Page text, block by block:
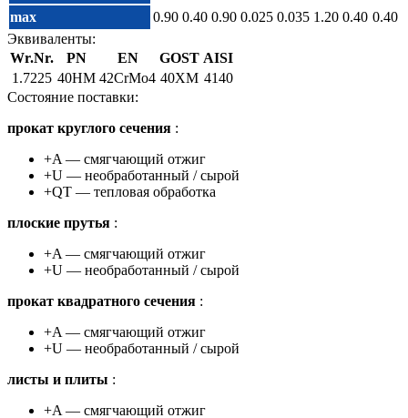
max
0.90 0.40 0.90 0.025 0.035 1.20 0.40 0.40
Эквиваленты:
Wr.Nr.
PN EN GOST AISI
1.7225 40HM 42CrMo4 40XM 4140
Cостояние поставки:
прокат круглого сечения :
+A — смягчающий отжиг
+U — необработанный / сырой
+QT — тепловая обработка
плоские прутья :
+A — смягчающий отжиг
+U — необработанный / сырой
прокат квадратного сечения :
+A — смягчающий отжиг
+U — необработанный / сырой
листы и плиты :
+A — смягчающий отжиг